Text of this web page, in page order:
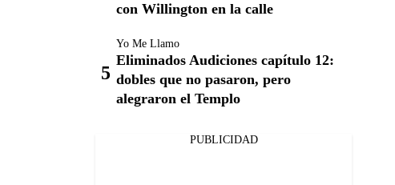
con Willington en la calle
Yo Me Llamo
Eliminados Audiciones capítulo 12:
dobles que no pasaron, pero
alegraron el Templo
PUBLICIDAD